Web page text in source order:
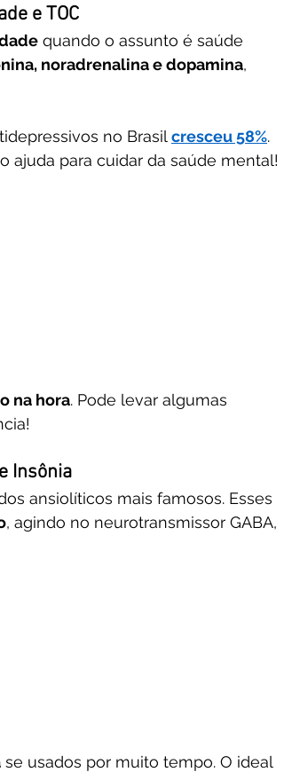
e TOC
quando o assunto é saúde
noradrenalina e dopamina,
no Brasil cresceu 58%.
ajuda para cuidar da saúde mental!
na hora. Pode levar algumas
Insônia
ansiolíticos mais famosos. Esses
, agindo no neurotransmissor GABA,
se usados por muito tempo. O ideal